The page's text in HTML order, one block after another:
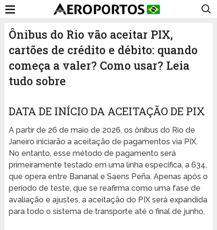
Ônibus do Rio vão aceitar PIX,
cartões de crédito e débito: quando
começa a valer? Como usar? Leia
tudo sobre
DATA DE INÍCIO DA ACEITAÇÃO DE PIX
A partir de 26 de maio de 2026, os ônibus do Rio de
Janeiro iniciarão a aceitação de pagamentos via PIX.
No entanto, esse método de pagamento será
primeiramente testado em uma linha específica, a 634,
que opera entre Bananal e Saens Peña. Apenas após o
período de teste, que se reafirma como uma fase de
avaliação e ajustes, a aceitação do PIX será expandida
para todo o sistema de transporte até o final de junho.